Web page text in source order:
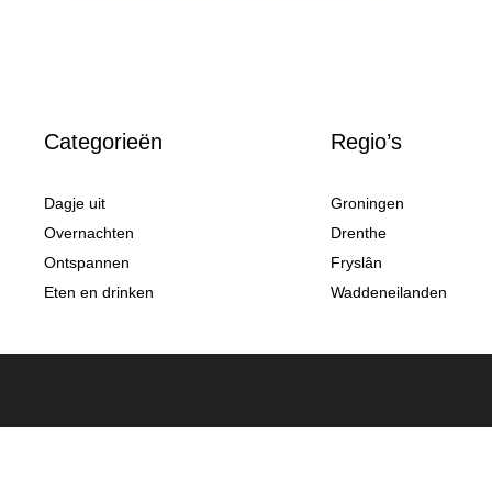
Categorieën
Dagje uit
Overnachten
Ontspannen
Eten en drinken
Regio’s
Groningen
Drenthe
Fryslân
Waddeneilanden